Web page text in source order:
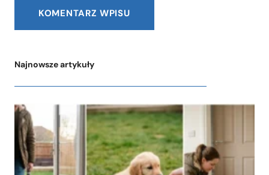
Najnowsze artykuły